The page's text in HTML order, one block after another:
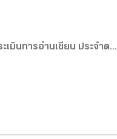
ะเมินการอ่านเขียน ประจำต...